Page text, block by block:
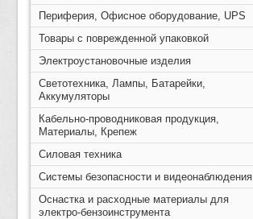
Периферия, Офисное оборудование, UPS
Товары с поврежденной упаковкой
Электроустановочные изделия
Светотехника, Лампы, Батарейки,
Аккумуляторы
Кабельно-проводниковая продукция,
Материалы, Крепеж
Силовая техника
Системы безопасности и видеонаблюдения
Оснастка и расходные материалы для
электро-бензоинструмента